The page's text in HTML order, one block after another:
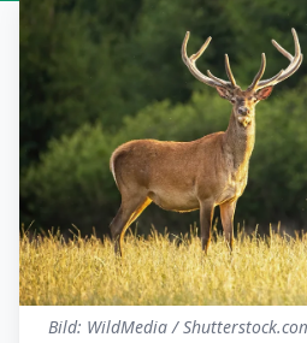
Bild: WildMedia /